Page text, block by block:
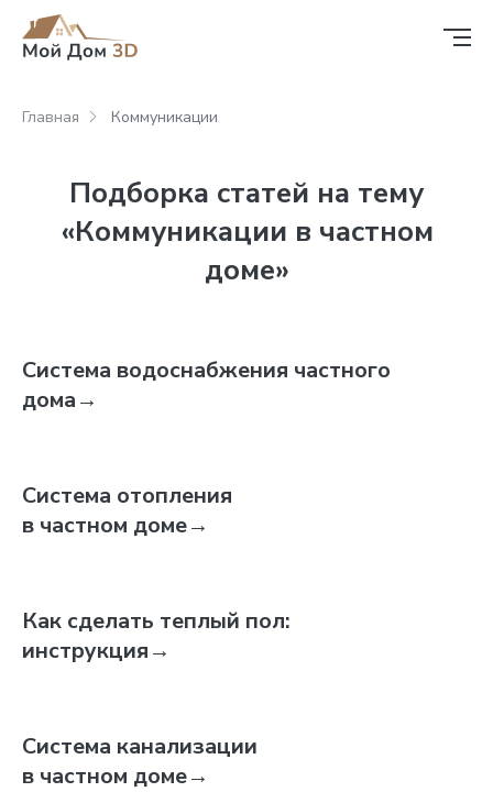
Главная Коммуникации
Подборка статей на тему
«Коммуникации в частном
доме»
Система водоснабжения частного
дома→
Система отопления
в частном доме→
Как сделать теплый пол:
инструкция→
Система канализации
в частном доме→